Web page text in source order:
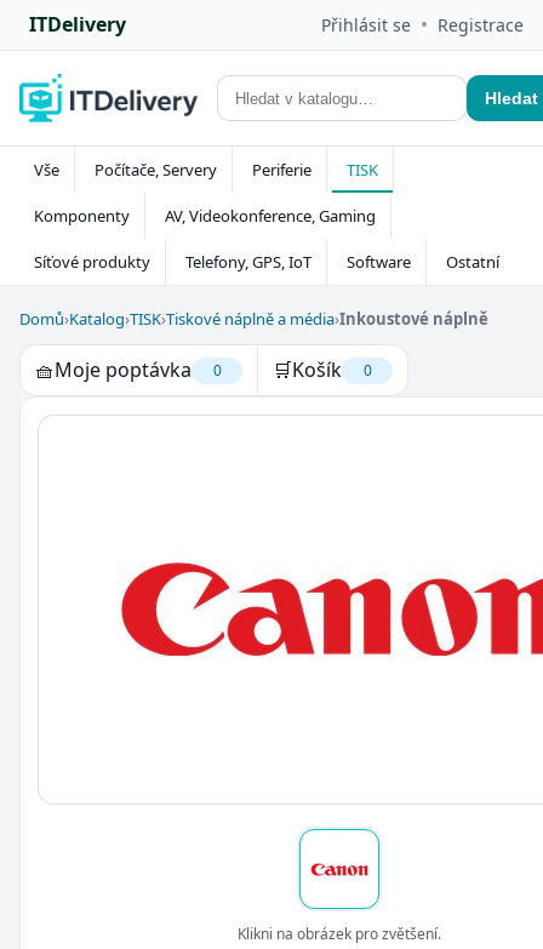
ITDelivery Přihlásit se • Registrace
Hledat
Vše Počítače, Servery Periferie TISK
Komponenty AV, Videokonference, Gaming
Síťové produkty Telefony, GPS, IoT Software Ostatní
Domů›Katalog›TISK›Tiskové náplně a média›Inkoustové náplně
🧺Moje poptávka 0 🛒Košík 0
Klikni na obrázek pro zvětšení.